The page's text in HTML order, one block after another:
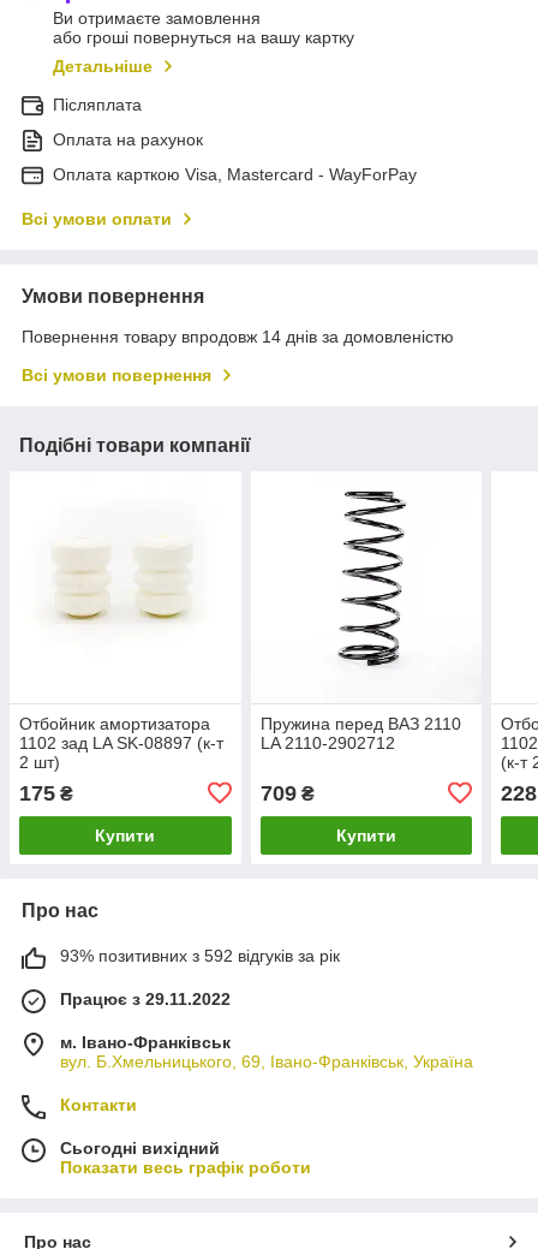
Ви отримаєте замовлення
або гроші повернуться на вашу картку
Детальніше
Післяплата
Оплата на рахунок
Оплата карткою Visa, Mastercard - WayForPay
Всі умови оплати
Умови повернення
Повернення товару впродовж 14 днів за домовленістю
Всі умови повернення
Подібні товари компанії
Отбойник амортизатора
1102 зад LA SK-08897 (к-т
2 шт)
175 ₴
Купити
Пружина перед ВАЗ 2110
LA 2110-2902712
709₴
Купити
(к-т
228
Про нас
93% позитивних з 592 відгуків за рік
Працює з 29.11.2022
м. Івано-Франківськ
вул. Б.Хмельницького, 69, Івано-Франківськ, Україна
Контакти
Сьогодні вихідний
Показати весь графік роботи
Про нас